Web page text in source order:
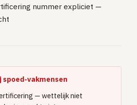
nummer expliciet —
spoed-vakmensen
— wettelijk niet